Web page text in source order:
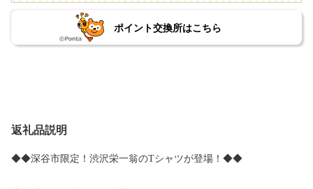
ポイント交換所はこちら
返礼品説明
◆◆深谷市限定！渋沢栄一翁のTシャツが登場！◆◆